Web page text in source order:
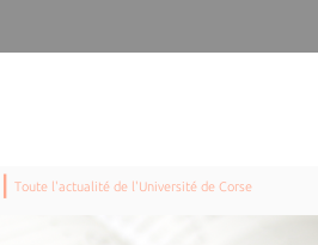
|Toute l'actualité de l'Université de Corse